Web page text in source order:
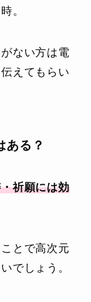
。
ない方は電
えてもらい
ある？
祈願には効
とで高次元
でしょう。